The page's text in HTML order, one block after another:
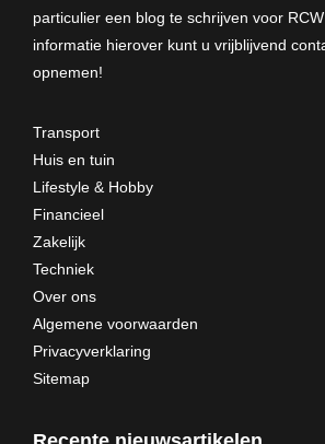
particulier een blog te schrijven voor
informatie hierover kunt u vrijblijvend
opnemen!
Transport
Huis en tuin
Lifestyle & Hobby
Financieel
Zakelijk
Techniek
Over ons
Algemene voorwaarden
Privacyverklaring
Sitemap